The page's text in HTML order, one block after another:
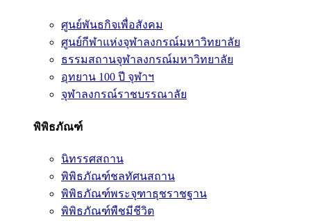
ศูนย์พันธกิจเพื่อสังคม
ศูนย์กีฬาแห่งจุฬาลงกรณ์มหาวิทยาลัย
ธรรมสถานจุฬาลงกรณ์มหาวิทยาลัย
อุทยาน 100 ปี จุฬาฯ
จุฬาลงกรณ์ราชบรรณาลัย
พิพิธภัณฑ์
นิทรรศสถาน
พิพิธภัณฑ์ชลทัศนสถาน
พิพิธภัณฑ์พระจุฑาธุชราชฐาน
พิพิธภัณฑ์พืชมีชีวิต